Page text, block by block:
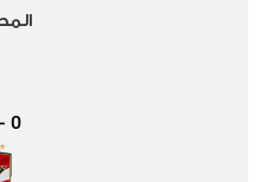
0
-